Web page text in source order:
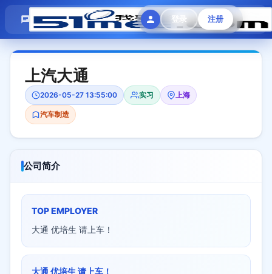
登录 注册
模拟面试 题目大全 招聘中心 会员专区
上汽大通
2026-05-27 13:55:00 实习 上海
汽车制造
公司简介
TOP EMPLOYER
大通 优培生 请上车！
大通 优培生 请上车！